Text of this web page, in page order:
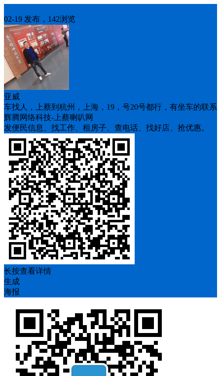
02-19 发布，142浏览
亚威
车找人，上蔡到杭州，上海，19，号20号都行，有坐车的联系
辉腾网络科技-上蔡喇叭网
发便民信息、找工作、租房子、查电话、找好店、抢优惠。
长按查看详情
生成
海报